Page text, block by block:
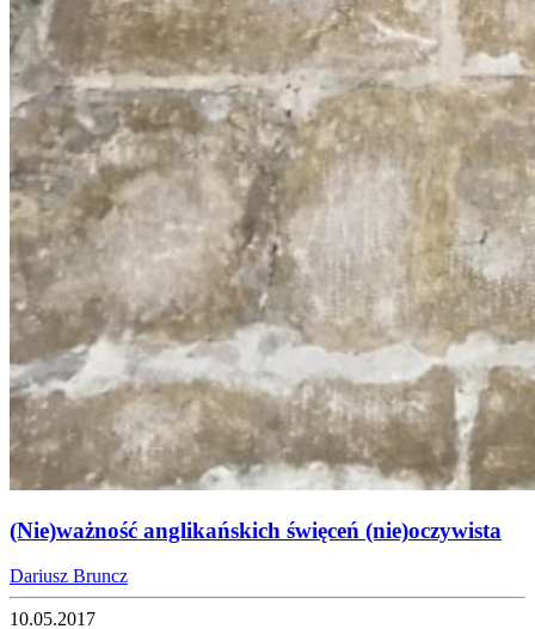
(Nie)ważność anglikańskich święceń (nie)oczywista
Dariusz Bruncz
10.05.2017